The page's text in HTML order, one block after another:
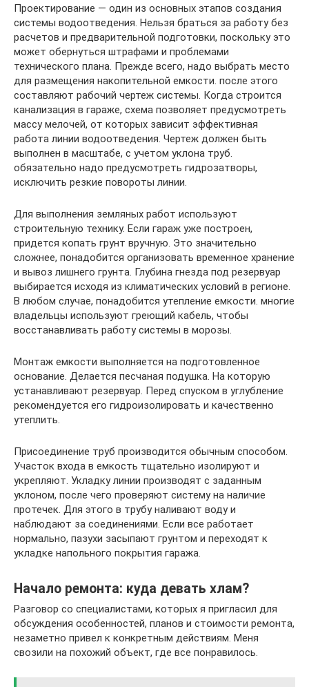
Проектирование — один из основных этапов создания
системы водоотведения. Нельзя браться за работу без
расчетов и предварительной подготовки, поскольку это
может обернуться штрафами и проблемами
технического плана. Прежде всего, надо выбрать место
для размещения накопительной емкости. после этого
составляют рабочий чертеж системы. Когда строится
канализация в гараже, схема позволяет предусмотреть
массу мелочей, от которых зависит эффективная
работа линии водоотведения. Чертеж должен быть
выполнен в масштабе, с учетом уклона труб.
обязательно надо предусмотреть гидрозатворы,
исключить резкие повороты линии.
Для выполнения земляных работ используют
строительную технику. Если гараж уже построен,
придется копать грунт вручную. Это значительно
сложнее, понадобится организовать временное хранение
и вывоз лишнего грунта. Глубина гнезда под резервуар
выбирается исходя из климатических условий в регионе.
В любом случае, понадобится утепление емкости. многие
владельцы используют греющий кабель, чтобы
восстанавливать работу системы в морозы.
Монтаж емкости выполняется на подготовленное
основание. Делается песчаная подушка. На которую
устанавливают резервуар. Перед спуском в углубление
рекомендуется его гидроизолировать и качественно
утеплить.
Присоединение труб производится обычным способом.
Участок входа в емкость тщательно изолируют и
укрепляют. Укладку линии производят с заданным
уклоном, после чего проверяют систему на наличие
протечек. Для этого в трубу наливают воду и
наблюдают за соединениями. Если все работает
нормально, пазухи засыпают грунтом и переходят к
укладке напольного покрытия гаража.
Начало ремонта: куда девать хлам?
Разговор со специалистами, которых я пригласил для
обсуждения особенностей, планов и стоимости ремонта,
незаметно привел к конкретным действиям. Меня
свозили на похожий объект, где все понравилось.